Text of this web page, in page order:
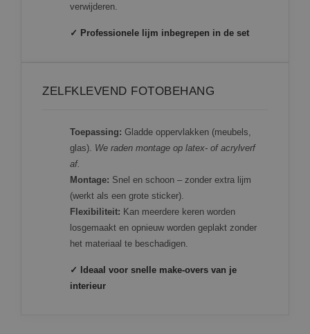
verwijderen.
✓ Professionele lijm inbegrepen in de set
ZELFKLEVEND FOTOBEHANG
Toepassing: Gladde oppervlakken (meubels,
glas). We raden montage op latex- of acrylverf
af.
Montage: Snel en schoon – zonder extra lijm
(werkt als een grote sticker).
Flexibiliteit: Kan meerdere keren worden
losgemaakt en opnieuw worden geplakt zonder
het materiaal te beschadigen.
✓ Ideaal voor snelle make-overs van je
interieur